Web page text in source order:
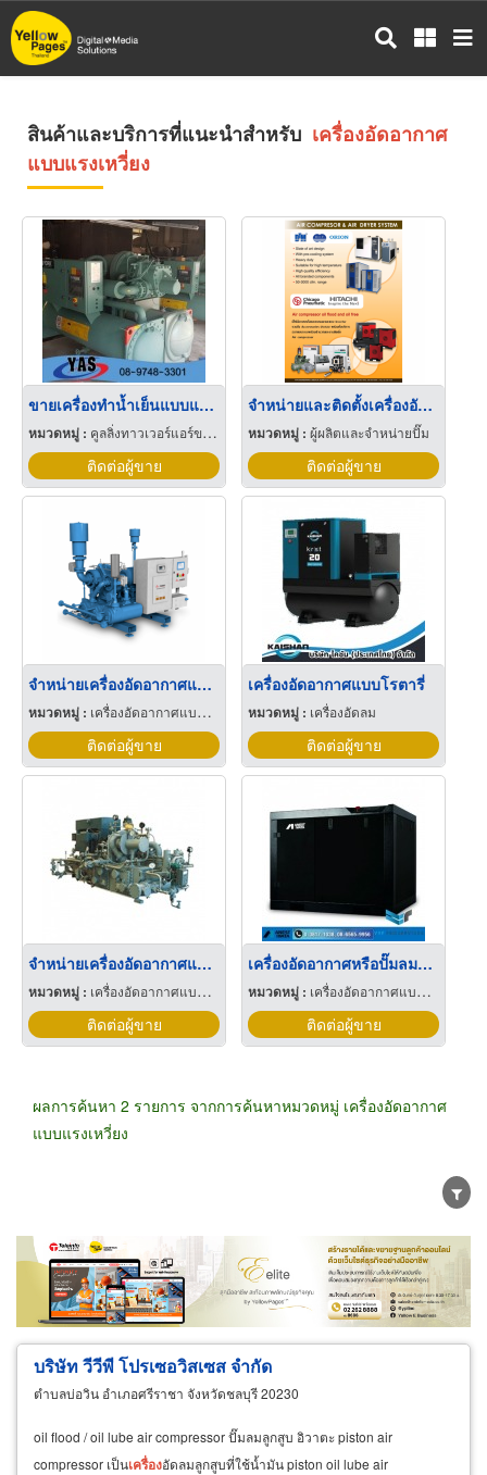
ข้าม
ไป
สินค้าและบริการที่แนะนำสำหรับ เครื่องอัดอากาศ
แบบแรงเหวี่ยง
ขายเครื่องทำน้ำเย็นแบบแรงเหวี่ยง ชลบุรี
หมวดหมู่ : คูลลิ่งทาวเวอร์แอร์ขนาดใหญ่
ติดต่อผู้ขาย
จำหน่ายและติดตั้งเครื่องอัดอากาศแบบ Oil flood และแบบ Oil free
หมวดหมู่ :ผู้ผลิตและจำหน่ายปั๊ม
ติดต่อผู้ขาย
จำหน่ายเครื่องอัดอากาศแบบหมุนเหวี่ยง
หมวดหมู่ : เครื่องอัดอากาศแบบแรงเหวี่ยง
ติดต่อผู้ขาย
เครื่องอัดอากาศแบบโรตารี่
หมวดหมู่ : เครื่องอัดลม
ติดต่อผู้ขาย
จำหน่ายเครื่องอัดอากาศแบบสกรู
หมวดหมู่ : เครื่องอัดอากาศแบบแรงเหวี่ยง
ติดต่อผู้ขาย
เครื่องอัดอากาศหรือปั๊มลมแบบสกรู
หมวดหมู่ : เครื่องอัดอากาศแบบแรงเหวี่ยง
ติดต่อผู้ขาย
ผลการค้นหา 2 รายการ จากการค้นหาหมวดหมู่ เครื่องอัดอากาศ
แบบแรงเหวี่ยง
ขายส่ง ขายปลีก ผู้ผลิต
ตัวแทนจัดจำหน่าย
ผู้ส่งออก/นำเข้า
ธุรกิจบริการ
บริษัท วีวีพี โปรเซอวิสเซส จำกัด
ตำบลบ่อวิน อำเภอศรีราชา จังหวัดชลบุรี 20230
oil flood / oil lube air compressor ปั๊มลมลูกสูบ อิวาตะ piston air
compressor เป็นเครื่องอัดลมลูกสูบที่ใช้น้ำมัน piston oil lube air